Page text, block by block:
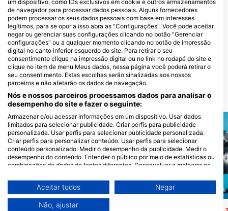
Freedive Northern Ireland,
Johannes Windisch
25 Primrose Drive, BT56 8TB
Portrush, Reino Unido
LOCAIS DE MERGULHO PRÓXIMOS
Scubapro Scubapro
um dispositivo, como IDs exclusivos em cookie e outros armazenamentos
de navegador para processar dados pessoais. Alguns fornecedores
podem processar os seus dados pessoais com base em interesses
legítimos, para se opor a isso abra as "Configurações". Você pode aceitar,
negar ou gerenciar suas configurações clicando no botão "Gerenciar
configurações" ou a qualquer momento clicando no botão de impressão
digital no canto inferior esquerdo do site. Para retirar o seu
consentimento clique na impressão digital ou no link no rodapé do site e
clique no item de menu Meus dados, nessa página você poderá retirar o
seu consentimento. Estas escolhas serão sinalizadas aos nossos
parceiros e não afetarão os dados de navegação.
Nós e nossos parceiros processamos dados para analisar o
desempenho do site e fazer o seguinte:
Armazenar e/ou acessar informações em um dispositivo. Usar dados
limitados para selecionar publicidade. Criar perfis para publicidade
personalizada. Usar perfis para selecionar publicidade personalizada.
Criar perfis para personalizar conteúdo. Usar perfis para selecionar
conteúdo personalizado. Medir o desempenho da publicidade. Medir o
desempenho do conteúdo. Entender o público por meio de estatísticas ou
combinações de dados de fontes diferentes. Desenvolver e melhorar os
Você pode encontrar mais informações sobre o uso de dados pelo Google
aqui: https://business.safety.google/privacy/
Os dados podem ser partilhados fora da União Europeia e enviados para
Aceitar todos Negar
Não, ajustar